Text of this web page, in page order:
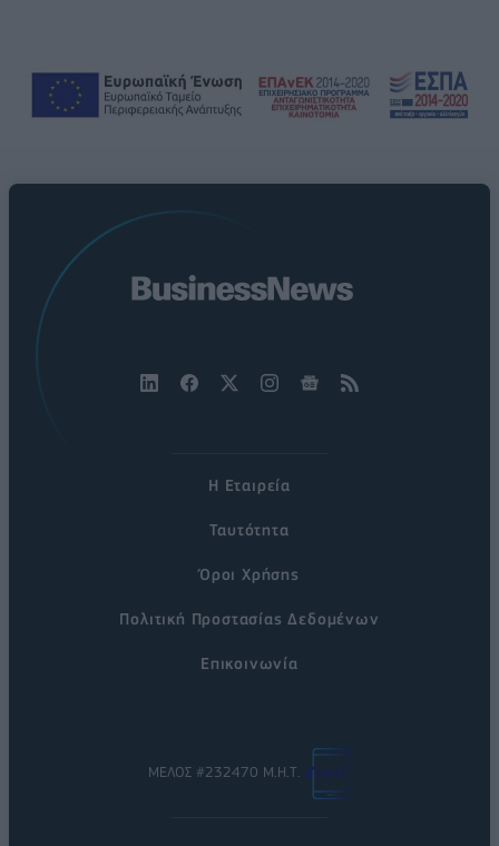
Η Εταιρεία
Ταυτότητα
Όροι Χρήσης
Πολιτική Προστασίας Δεδομένων
Επικοινωνία
ΜΕΛΟΣ #232470 Μ.Η.Τ.